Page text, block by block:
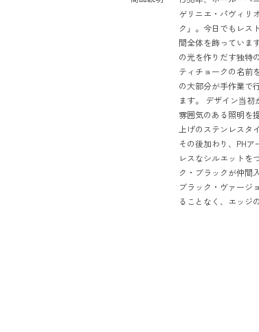
ゲリニエ・パヴィリ
ク」。今日でもレス
間全体を飾っていま
の光を作りだす独特
ティチョークの名前
の大部分が手作業で
ます。 デザイン当初
雰囲気のある照明を
上げのステンレスタ
その後加わり、PH
レスなシルエットを
ク・ブラックが仲間
ブラック・ヴァージ
ることなく、エッジ